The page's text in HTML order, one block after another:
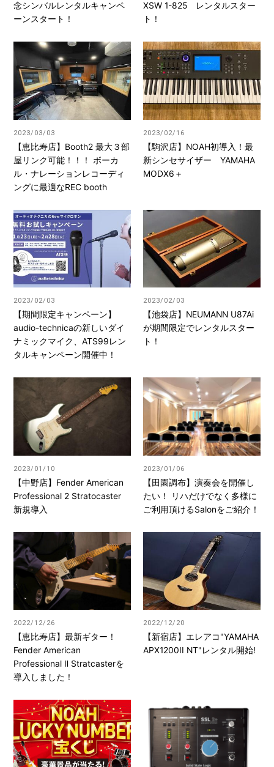
念シンバルレンタルキャンペ
ーンスタート！
XSW 1-825 レンタルスター
ト！
2023/03/03
【恵比寿店】Booth2 最大３部
屋リンク可能！！！ ボーカ
ル・ナレーションレコーディ
ングに最適なREC booth
2023/02/16
【駒沢店】NOAH初導入！最
新シンセサイザー YAMAHA
MODX6＋
2023/02/03
【期間限定キャンペーン】
audio-technicaの新しいダイ
ナミックマイク、ATS99レン
タルキャンペーン開催中！
2023/02/03
【池袋店】NEUMANN U87Ai
が期間限定でレンタルスター
ト！
2023/01/10
【中野店】Fender American
Professional 2 Stratocaster
新規導入
2023/01/06
【田園調布】演奏会を開催し
たい！ リハだけでなく多様に
ご利用頂けるSalonをご紹介！
2022/12/26
【恵比寿店】最新ギター！
Fender American
Professional Ⅱ Stratcasterを
導入しました！
2022/12/20
【新宿店】エレアコ"YAMAHA
APX1200II NT"レンタル開始!